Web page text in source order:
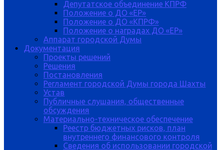
Депутатское объединение КПРФ
Положение о ДО «ЕР»
Положение о ДО «КПРФ»
Положение о наградах ДО «ЕР»
Аппарат городской Думы
Документация
Проекты решений
Решения
Постановления
Регламент городской Думы города Шахты
Устав
Публичные слушания, общественные
обсуждения
Материально-техническое обеспечение
Реестр бюджетных рисков, план
внутреннего финансового контроля
Сведения об использовании городской